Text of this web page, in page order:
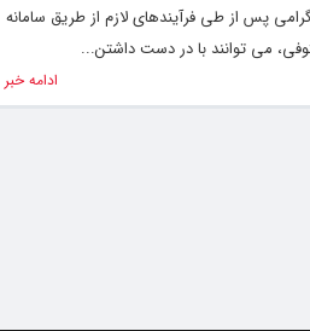
گرامی پس از طی فرآیندهای لازم از طریق سامانه
ادامه خبر